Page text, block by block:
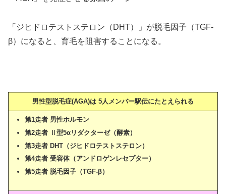
「ジヒドロテストステロン（DHT）」が脱毛因子（TGF-
β）になると、育毛を阻害することになる。
男性型脱毛症(AGA)は 5人メンバー駅伝にたとえられる
第1走者 男性ホルモン
第2走者 Ⅱ型5αリダクターゼ（酵素）
第3走者 DHT（ジヒドロテストステロン）
第4走者 受容体（アンドロゲンレセプター）
第5走者 脱毛因子（TGF-β）